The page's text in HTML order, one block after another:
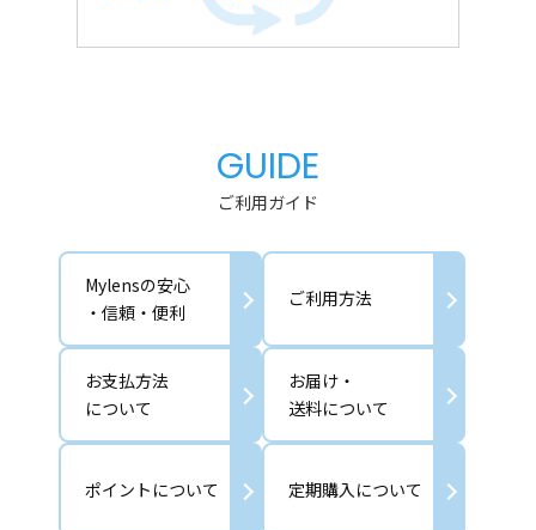
GUIDE
ご利用ガイド
Mylensの安心
・信頼・便利
ご利用方法
お支払方法
について
お届け・
送料について
ポイントについて 定期購入について